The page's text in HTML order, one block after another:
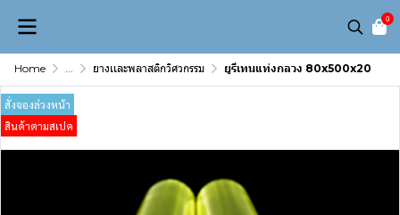
0
Home ... ยางเเละพลาสติกวิศวกรรม ยูรีเทนแท่งกลวง 80x500x20
สั่งจองล่วงหน้า
สินค้าตามสเปค